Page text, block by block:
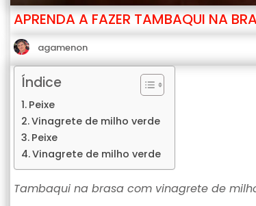
APRENDA A FAZER TAMBAQUI NA
agamenon
Índice
Peixe
Vinagrete de milho verde
Peixe
Vinagrete de milho verde
Tambaqui na brasa com vinagrete de